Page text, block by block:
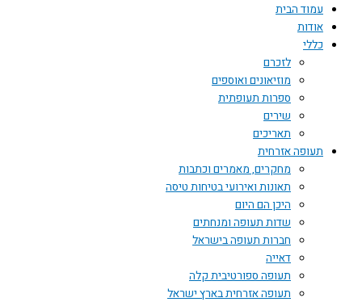
עמוד הבית
אודות
כללי
לזכרם
מוזיאונים ואוספים
ספרות תעופתית
שירים
תאריכים
תעופה אזרחית
מחקרים, מאמרים וכתבות
תאונות ואירועי בטיחות טיסה
היכן הם היום
שדות תעופה ומנחתים
חברות תעופה בישראל
דאייה
תעופה ספורטיבית קלה
תעופה אזרחית בארץ ישראל